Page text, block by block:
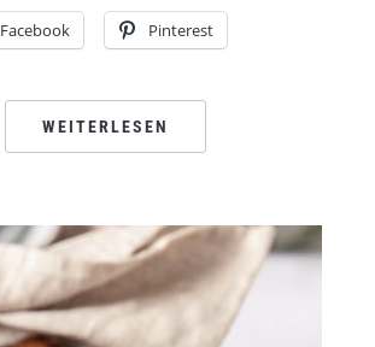
Facebook Pinterest
WEITERLESEN